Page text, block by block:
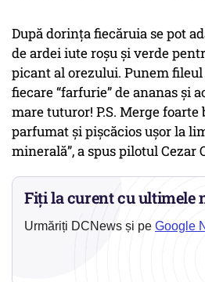
După dorința fiecăruia se pot
de ardei iute roșu și verde
picant al orezului. Punem
fiecare “farfurie” de ananas și
mare tuturor! P.S. Merge
parfumat și pișcăcios ușor la
minerală”, a spus pilotul Cezar
Fiți la curent cu ultimele
Urmăriți DCNews și pe Google